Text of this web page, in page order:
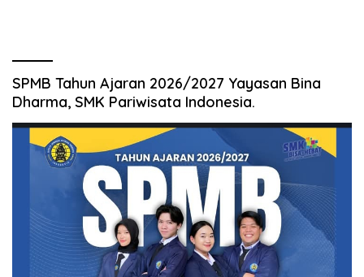
SPMB Tahun Ajaran 2026/2027 Yayasan Bina
Dharma, SMK Pariwisata Indonesia.